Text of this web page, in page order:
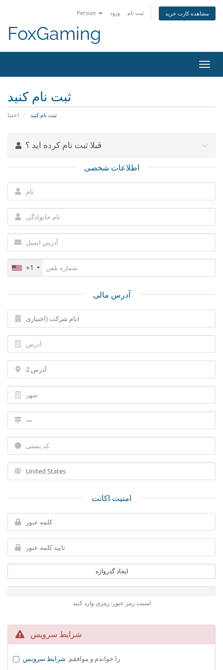
Persian ورود ثبت نام مشاهده کارت خرید
FoxGaming
تغییر
ثبت نام کنید
اعضا ثبت نام کنید
قبلا ثبت نام کرده اید ؟
اطلاعات شخصی
+1
آدرس مالی
امنیت اکانت
ایجاد گذرواژه
امنیت رمز عبور: رمزی وارد کنید
شرایط سرویس
را خواندم و موافقم. شرایط سرویس